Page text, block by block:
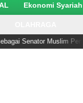
Ekonomi Syariah
Muslim Pertama AS